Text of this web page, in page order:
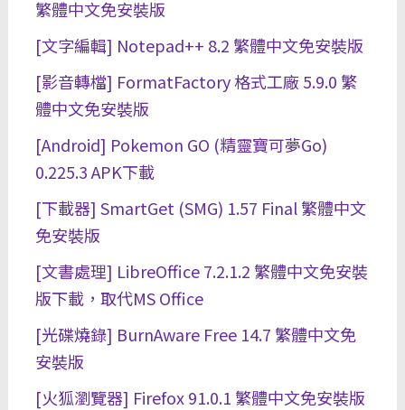
繁體中文免安裝版
[文字編輯] Notepad++ 8.2 繁體中文免安裝版
[影音轉檔] FormatFactory 格式工廠 5.9.0 繁
體中文免安裝版
[Android] Pokemon GO (精靈寶可夢Go)
0.225.3 APK下載
[下載器] SmartGet (SMG) 1.57 Final 繁體中文
免安裝版
[文書處理] LibreOffice 7.2.1.2 繁體中文免安裝
版下載，取代MS Office
[光碟燒錄] BurnAware Free 14.7 繁體中文免
安裝版
[火狐瀏覽器] Firefox 91.0.1 繁體中文免安裝版